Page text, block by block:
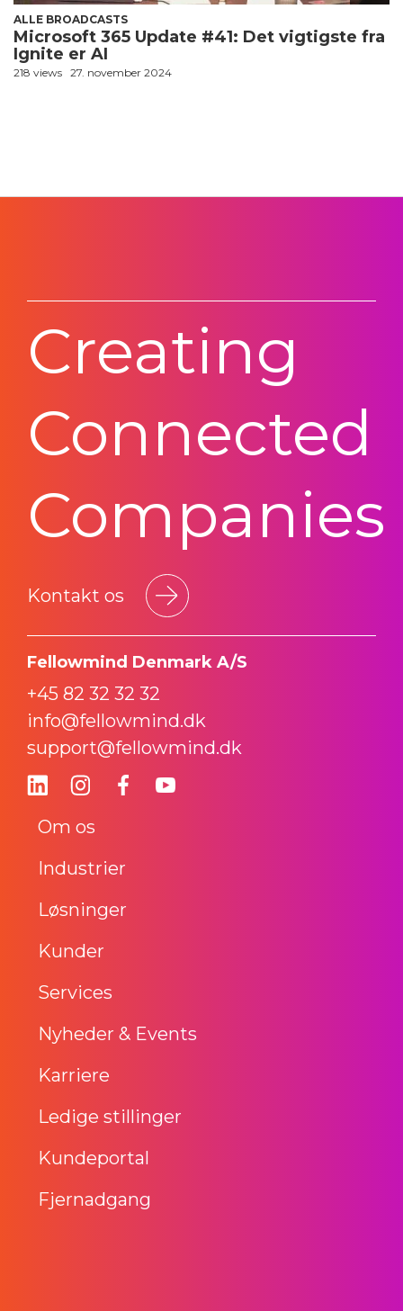
ALLE BROADCASTS
Microsoft 365 Update #41: Det vigtigste fra
Ignite er AI
218 views 27. november 2024
Creating
Connected
Companies
Kontakt os
Fellowmind Denmark A/S
+45 82 32 32 32
info@fellowmind.dk
support@fellowmind.dk
Om os
Industrier
Løsninger
Kunder
Services
Nyheder & Events
Karriere
Ledige stillinger
Kundeportal
Fjernadgang